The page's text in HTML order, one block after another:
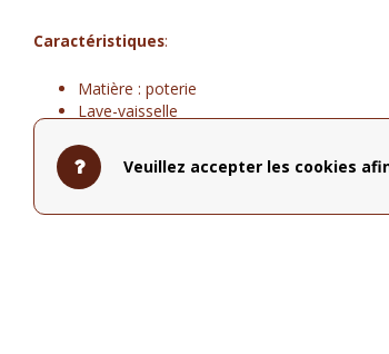
Caractéristiques:
Matière : poterie
Lave-vaisselle
capacité : environ 400 ml
Veuillez accepter les cookies